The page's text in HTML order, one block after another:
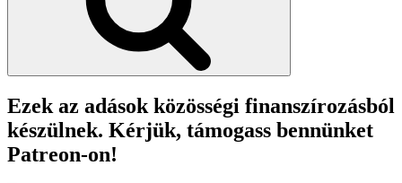
Ezek az adások közösségi finanszírozásból
készülnek. Kérjük, támogass bennünket
Patreon-on!